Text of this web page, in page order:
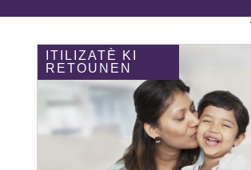
ITILIZATÈ KI
RETOUNEN